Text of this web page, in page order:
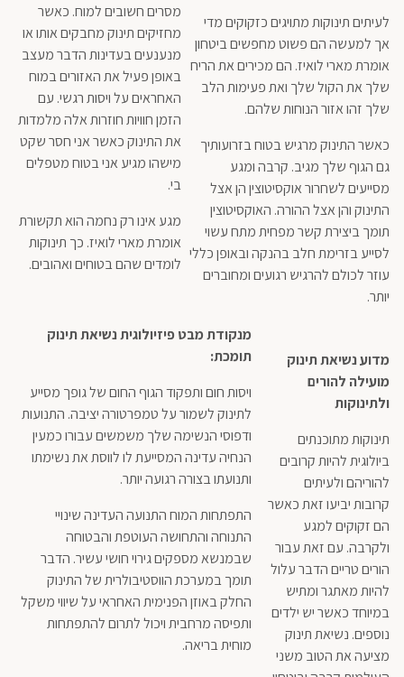
לעיתים תינוקות מתויגים כזקוקים מדי
אך למעשה הם פשוט מחפשים ביטחון
אומרת מארי לואיז. הם מכירים את הריח
שלך את הקול שלך ואת פעימות הלב
שלך זהו אזור הנוחות שלהם.
כאשר התינוק מרגיש בטוח בזרועותיך
גם הגוף שלך מגיב. קרבה ומגע
מסייעים לשחרור אוקסיטוצין הן אצל
התינוק והן אצל ההורה. האוקסיטוצין
תומך ביצירת קשר מפחית מתח עשוי
לסייע בזרימת חלב בהנקה ובאופן כללי
עוזר לכולם להרגיש רגועים ומחוברים
יותר.
מסרים חשובים למוח. כאשר
מחזיקים תינוק מחבקים אותו או
מנענעים בעדינות הדבר מעצב
באופן פעיל את האזורים במוח
האחראים על ויסות רגשי. עם
הזמן חוויות חוזרות אלה מלמדות
את התינוק כאשר אני חסר שקט
מישהו מגיע אני בטוח מטפלים
בי.
מגע אינו רק נחמה הוא תקשורת
אומרת מארי לואיז. כך תינוקות
לומדים שהם בטוחים ואהובים.
מדוע נשיאת תינוק
מועילה להורים
ולתינוקות
תינוקות מתוכנתים
ביולוגית להיות קרובים
להוריהם ולעיתים
קרובות יביעו זאת כאשר
הם זקוקים למגע
ולקרבה. עם זאת עבור
הורים טריים הדבר עלול
להיות מאתגר ומתיש
במיוחד כאשר יש ילדים
נוספים. נשיאת תינוק
מציעה את הטוב משני
מנקודת מבט פיזיולוגית נשיאת תינוק
תומכת:
ויסות חום ותפקוד הגוף החום של גופך מסייע
לתינוק לשמור על טמפרטורה יציבה. התנועות
ודפוסי הנשימה שלך משמשים עבורו כמעין
הנחיה עדינה המסייעת לו לווסת את נשימתו
ותנועתו בצורה רגועה יותר.
התפתחות המוח התנועה העדינה שינויי
התנוחה והתחושה העוטפת והבטוחה
שבמנשא מספקים גירוי חושי עשיר. הדבר
תומך במערכת הווסטיבולרית של התינוק
החלק באוזן הפנימית האחראי על שיווי משקל
ותפיסה מרחבית ויכול לתרום להתפתחות
מוחית בריאה.